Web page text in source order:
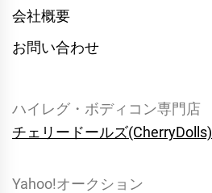
会社概要
お問い合わせ
ハイレグ・ボディコン専門店
チェリードールズ(CherryDolls)
Yahoo!オークション